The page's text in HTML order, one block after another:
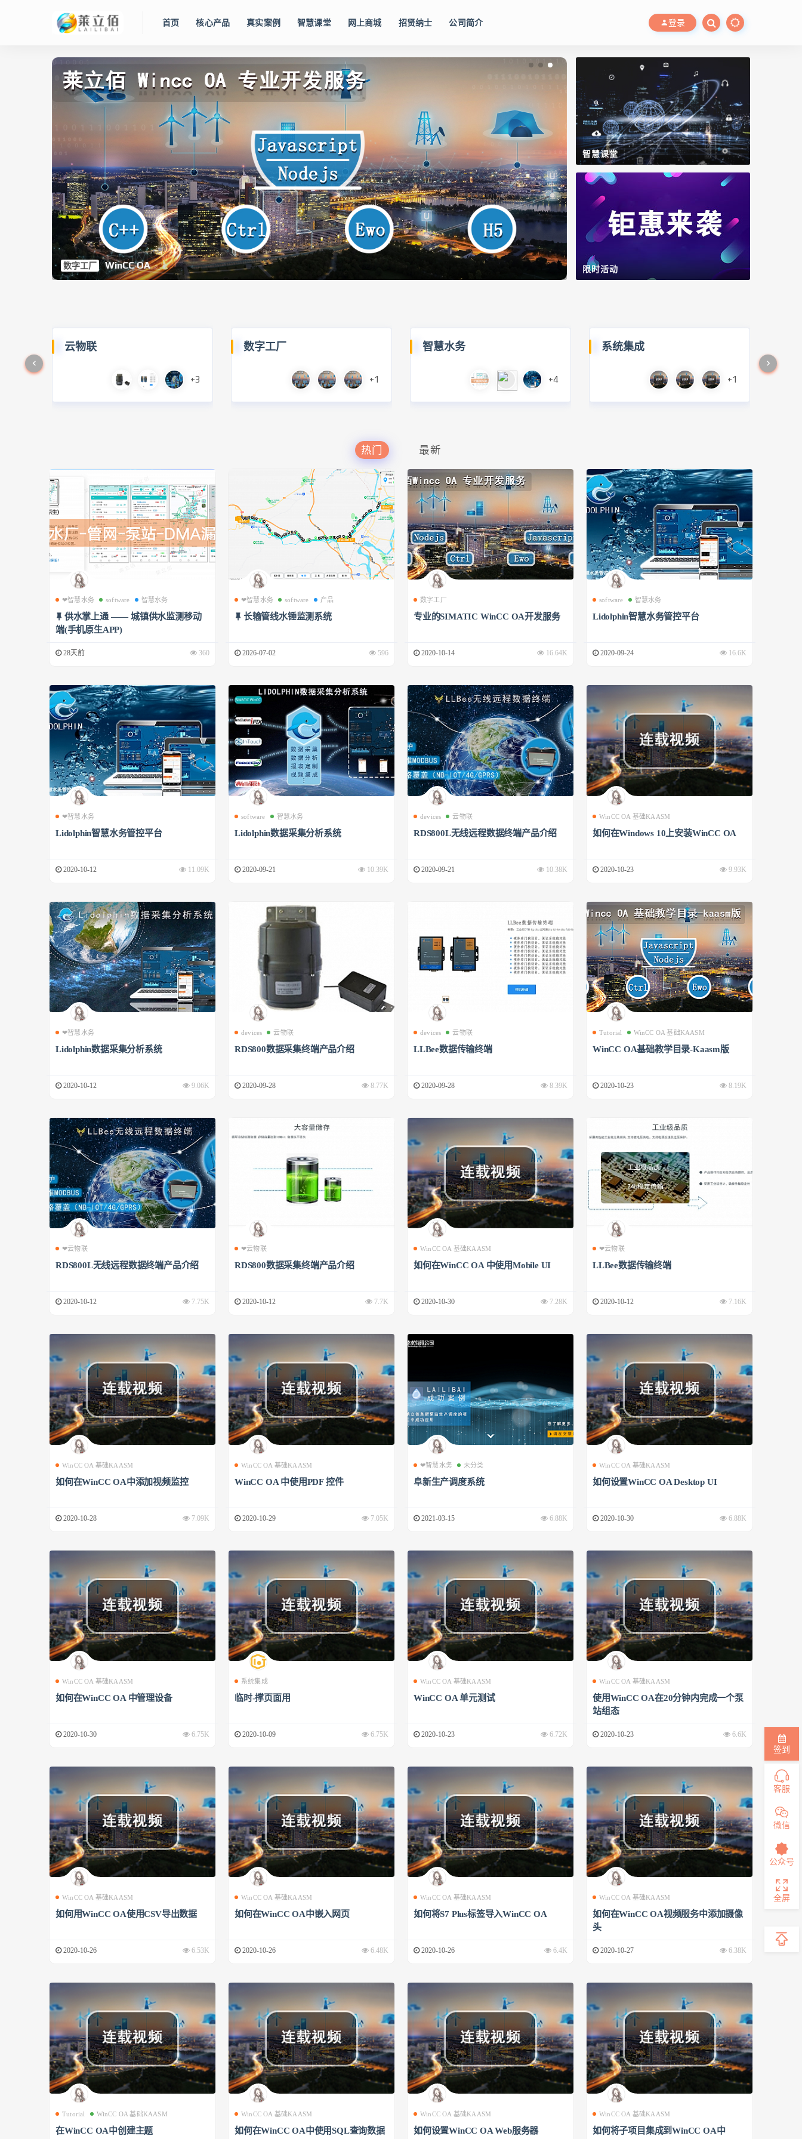
首页 核心产品 真实案例 智慧课堂 网上商城 招贤纳士 公司简介 登录
Lidolphin 智慧水务管控平台
智慧课堂
限时活动
云物联
+3
数字工厂
+1
智慧水务
+4
系统集成
+1
热门 最新
❤智慧水务 software 智慧水务
供水掌上通 —— 城镇供水监测移动
端(手机原生APP)
28天前 360
❤智慧水务 software 产品
长输管线水锤监测系统
2026-07-02 596
数字工厂
专业的SIMATIC WinCC OA开发服务
2020-10-14 16.64K
software 智慧水务
Lidolphin智慧水务管控平台
2020-09-24 16.6K
❤智慧水务
Lidolphin智慧水务管控平台
2020-10-12 11.09K
software 智慧水务
Lidolphin数据采集分析系统
2020-09-21 10.39K
devices 云物联
RDS800L无线远程数据终端产品介绍
2020-09-21 10.38K
WinCC OA 基础KAASM
如何在Windows 10上安装WinCC OA
2020-10-23 9.93K
❤智慧水务
Lidolphin数据采集分析系统
2020-10-12 9.06K
devices 云物联
RDS800数据采集终端产品介绍
2020-09-28 8.77K
devices 云物联
LLBee数据传输终端
2020-09-28 8.39K
Tutorial WinCC OA 基础KAASM
WinCC OA基础教学目录-Kaasm版
2020-10-23 8.19K
❤云物联
RDS800L无线远程数据终端产品介绍
2020-10-12 7.75K
❤云物联
RDS800数据采集终端产品介绍
2020-10-12 7.7K
WinCC OA 基础KAASM
如何在WinCC OA 中使用Mobile UI
2020-10-30 7.28K
❤云物联
LLBee数据传输终端
2020-10-12 7.16K
WinCC OA 基础KAASM
如何在WinCC OA中添加视频监控
2020-10-28 7.09K
WinCC OA 基础KAASM
WinCC OA 中使用PDF 控件
2020-10-29 7.05K
❤智慧水务 未分类
阜新生产调度系统
2021-03-15 6.88K
WinCC OA 基础KAASM
如何设置WinCC OA Desktop UI
2020-10-30 6.88K
WinCC OA 基础KAASM
如何在WinCC OA 中管理设备
2020-10-30 6.75K
系统集成
临时-撑页面用
2020-10-09 6.75K
WinCC OA 基础KAASM
WinCC OA 单元测试
2020-10-23 6.72K
WinCC OA 基础KAASM
使用WinCC OA在20分钟内完成一个泵
站组态
2020-10-23 6.6K
WinCC OA 基础KAASM
如何用WinCC OA使用CSV导出数据
2020-10-26 6.53K
WinCC OA 基础KAASM
如何在WinCC OA中嵌入网页
2020-10-26 6.48K
WinCC OA 基础KAASM
如何将S7 Plus标签导入WinCC OA
2020-10-26 6.4K
WinCC OA 基础KAASM
如何在WinCC OA视频服务中添加摄像
头
2020-10-27 6.38K
Tutorial WinCC OA 基础KAASM
在WinCC OA中创建主题
WinCC OA 基础KAASM
如何在WinCC OA中使用SQL查询数据
WinCC OA 基础KAASM
如何设置WinCC OA Web服务器
WinCC OA 基础KAASM
如何将子项目集成到WinCC OA中
签到
客服
微信
公众号
全屏